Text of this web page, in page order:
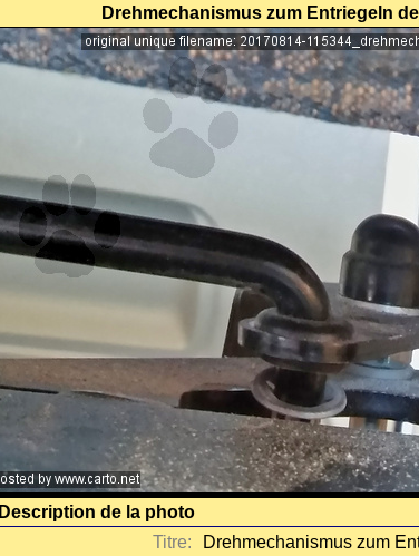
Drehmechanismus zum Entriegeln
Description de la photo
Titre:
Drehmechanismus zum